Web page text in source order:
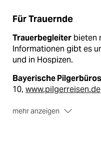
Für Trauernde
Trauerbegleiter bieten
Informationen gibt es
und in Hospizen.
Bayerische Pilgerbüros
10, www.pilgerreisen.de
mehr anzeigen